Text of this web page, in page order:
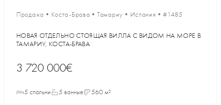
Продажа • Коста-Брава •Тамариу • Испания •#1485
НОВАЯ ОТДЕЛЬНО СТОЯЩАЯ ВИЛЛА С ВИДОМ НА МОРЕ В
ТАМАРИУ, КОСТА-БРАВА
3 720 000€
5 спальни 5 ванные 560 м²